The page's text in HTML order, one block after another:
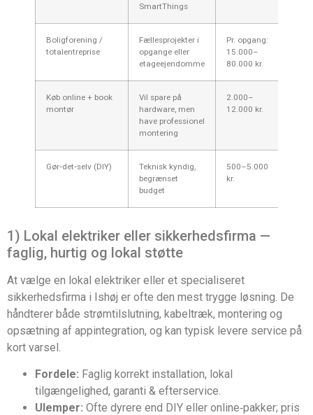
SmartThings
Boligforening /
totalentreprise
Fællesprojekter i
opgange eller
etageejendomme
Pr. opgang:
15.000–
80.000 kr.
Køb online + book
montør
Vil spare på
hardware, men
have professionel
montering
2.000–
12.000 kr.
Gør‑det‑selv (DIY)
Teknisk kyndig,
begrænset
budget
500–5.000
kr.
1) Lokal elektriker eller sikkerhedsfirma —
faglig, hurtig og lokal støtte
At vælge en lokal elektriker eller et specialiseret
sikkerhedsfirma i Ishøj er ofte den mest trygge løsning. De
håndterer både strømtilslutning, kabeltræk, montering og
opsætning af appintegration, og kan typisk levere service på
kort varsel.
Fordele: Faglig korrekt installation, lokal
tilgængelighed, garanti & efterservice.
Ulemper: Ofte dyrere end DIY eller online‑pakker; pris